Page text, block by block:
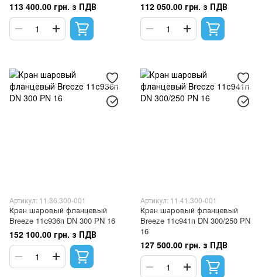
113 400.00 грн. з ПДВ 112 050.00 грн. з ПДВ
Артикул: 11.36.300-001
Кран шаровый фланцевый
Breeze 11с936п DN 300 PN 16
152 100.00 грн. з ПДВ
Артикул: 11.41.300-001
Кран шаровый фланцевый
Breeze 11с941п DN 300/250 PN
16
127 500.00 грн. з ПДВ